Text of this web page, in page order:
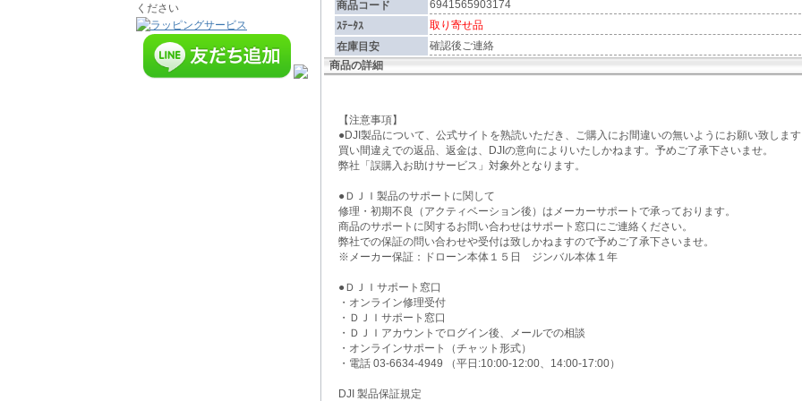
商品コード
6941565903174
ｽﾃｰﾀｽ
取り寄せ品
在庫目安
確認後ご連絡
商品の詳細
【注意事項】
●DJI製品について、公式サイトを熟読いただき、ご購入にお間違いの無いようにお願い致しま
買い間違えでの返品、返金は、DJIの意向によりいたしかねます。予めご了承下さいませ。
弊社「誤購入お助けサービス」対象外となります。
●ＤＪＩ製品のサポートに関して
修理・初期不良（アクティベーション後）はメーカーサポートで承っております。
商品のサポートに関するお問い合わせはサポート窓口にご連絡ください。
弊社での保証の問い合わせや受付は致しかねますので予めご了承下さいませ。
※メーカー保証：ドローン本体１５日 ジンバル本体１年
●ＤＪＩサポート窓口
・オンライン修理受付
・ＤＪＩサポート窓口
・ＤＪＩアカウントでログイン後、メールでの相談
・オンラインサポート（チャット形式）
・電話 03-6634-4949 （平日:10:00-12:00、14:00-17:00）
DJI 製品保証規定